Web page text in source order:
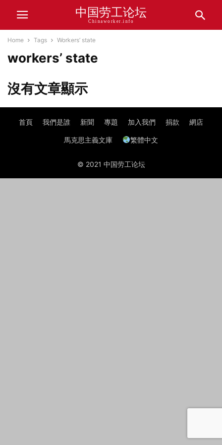
中国劳工论坛
Chinaworker.info
Home Tags Workers’ state
workers’ state
沒有文章顯示
首頁 我們是誰 新聞 專題 加入我們 捐款 網店
馬克思主義文庫 繁體中文
© 2021 中国劳工论坛